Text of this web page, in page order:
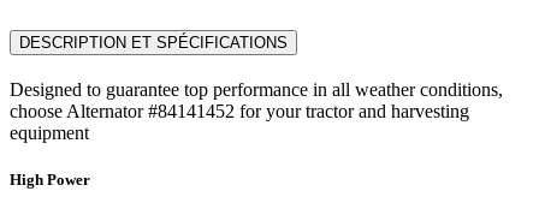
DESCRIPTION ET SPÉCIFICATIONS
Designed to guarantee top performance in all weather conditions,
choose Alternator #84141452 for your tractor and harvesting
equipment
High Power